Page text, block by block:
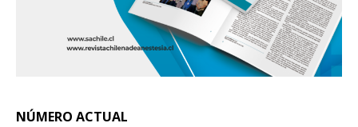
NÚMERO ACTUAL